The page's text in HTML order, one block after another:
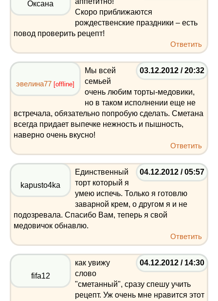
Оксана
Скоро приближаются
рождественские праздники – есть
повод проверить рецепт!
Ответить
03.12.2012 / 20:32
эвелина77 [offline]
Мы всей
семьей
очень любим торты-медовики,
но в таком исполнении еще не
встречала, обязательно попробую сделать. Сметана
всегда придает выпечке нежность и пышность,
наверно очень вкусно!
Ответить
04.12.2012 / 05:57
kapusto4ka
Единственный
торт который я
умею испечь. Только я готовлю
заварной крем, о другом я и не
подозревала. Спасибо Вам, теперь я свой
медовичок обнавлю.
Ответить
04.12.2012 / 14:30
fifa12
как увижу
слово
"сметанный", сразу спешу учить
рецепт. Уж очень мне нравится этот